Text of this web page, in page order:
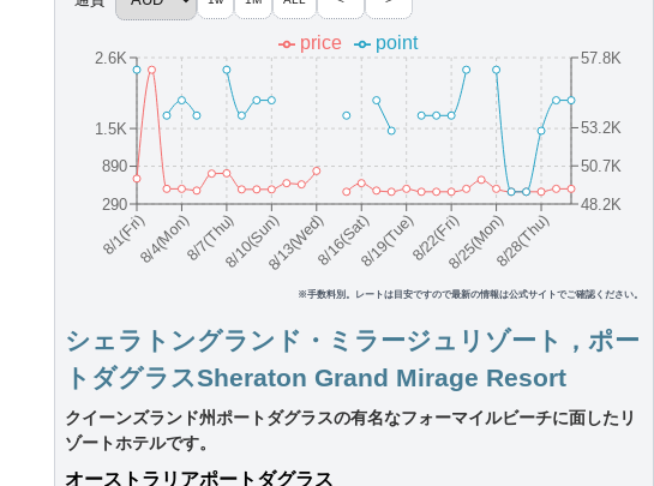
8/1(Fri)8/4(Mon)8/7(Thu)8/10(Sun)8/13(Wed)8/16(Sat)8/19(Tue)8/22(Fri)8/25(Mon)8/28(Thu)
290
890
1.5K
2.6K
48.2K
50.7K
53.2K
57.8K
price point
※手数料別。レートは目安ですので最新の情報は公式サイトでご確認ください。
シェラトングランド・ミラージュリゾート，ポー
トダグラスSheraton Grand Mirage Resort
クイーンズランド州ポートダグラスの有名なフォーマイルビーチに面したリ
ゾートホテルです。
オーストラリアポートダグラス